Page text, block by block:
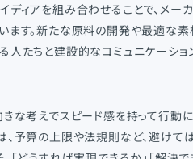
ィアを組み合わせることで、メー
ます。新たな原料の開発や最適な素
人たちと建設的なコミュニケーショ
な考えでスピード感を持って行動
、予算の上限や法規則など、避けて